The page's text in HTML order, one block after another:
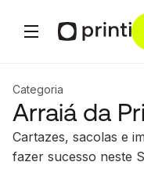
Categoria
Arraiá da
Cartazes, sacolas e
fazer sucesso neste